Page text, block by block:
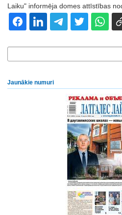
Laiku" informēja domes attīstības
Jaunākie numuri